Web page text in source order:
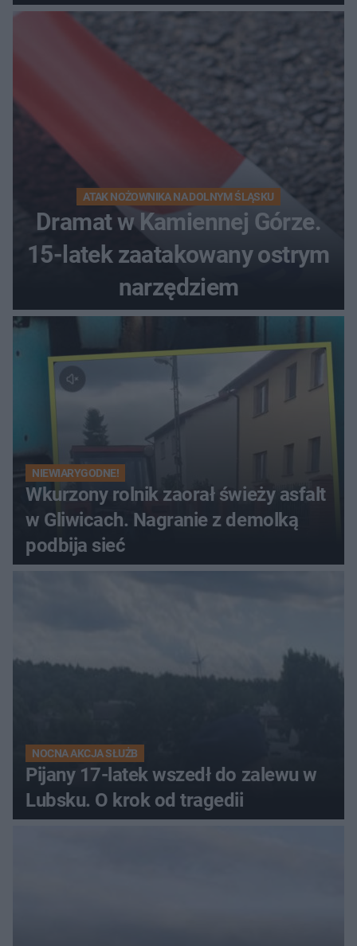
kierunek na urlop!
ATAK NOŻOWNIKA NA DOLNYM ŚLĄSKU
Dramat w Kamiennej Górze.
15-latek zaatakowany ostrym
narzędziem
NIEWIARYGODNE!
Wkurzony rolnik zaorał świeży asfalt
w Gliwicach. Nagranie z demolką
podbija sieć
NOCNA AKCJA SŁUŻB
Pijany 17-latek wszedł do zalewu w
Lubsku. O krok od tragedii